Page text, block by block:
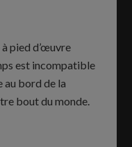
pied d’œuvre
est incompatible
au bord de la
bout du monde.